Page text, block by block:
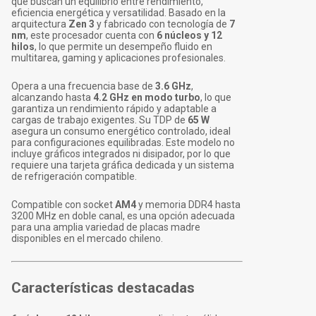
eficiencia energética y versatilidad. Basado en la
arquitectura Zen 3 y fabricado con tecnología de 7
nm, este procesador cuenta con 6 núcleos y 12
hilos, lo que permite un desempeño fluido en
multitarea, gaming y aplicaciones profesionales.
Opera a una frecuencia base de 3.6 GHz,
alcanzando hasta 4.2 GHz en modo turbo, lo que
garantiza un rendimiento rápido y adaptable a
cargas de trabajo exigentes. Su TDP de 65 W
asegura un consumo energético controlado, ideal
para configuraciones equilibradas. Este modelo no
incluye gráficos integrados ni disipador, por lo que
requiere una tarjeta gráfica dedicada y un sistema
de refrigeración compatible.
Compatible con socketAM4y memoria DDR4 hasta
3200 MHz en doble canal, es una opción adecuada
para una amplia variedad de placas madre
disponibles en el mercado chileno.
Características destacadas